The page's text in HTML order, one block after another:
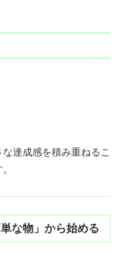
達成感を積み重ねるこ
な物」から始める